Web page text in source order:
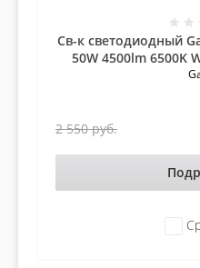
Св-к светодиодный
50W 4500lm 6500K
2 550руб.